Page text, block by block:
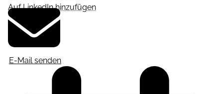
Auf LinkedIn hinzufügen
E-Mail senden